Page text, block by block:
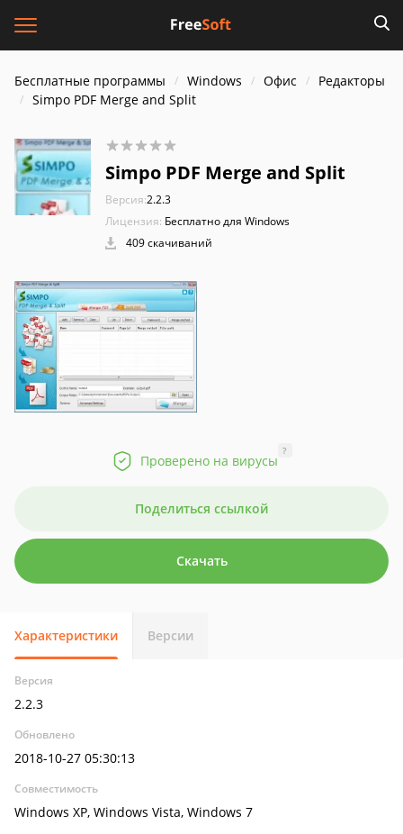
Бесплатные программы Windows Офис
Редакторы
Simpo PDF Merge and Split
Simpo PDF Merge and Split
Версия:2.2.3
Лицензия: Бесплатно для Windows
409 скачиваний
Проверено на вирусы
?
Поделиться ссылкой
Скачать
Характеристики Версии
Версия
2.2.3
Обновлено
2018-10-27 05:30:13
Совместимость
Windows XP, Windows Vista, Windows 7